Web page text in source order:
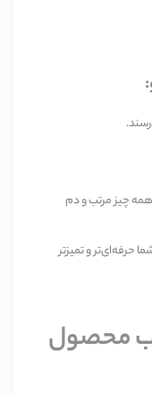
:
.
چیز مرتب و دم
حرفه‌ای‌تر و تمیزتر
محصول